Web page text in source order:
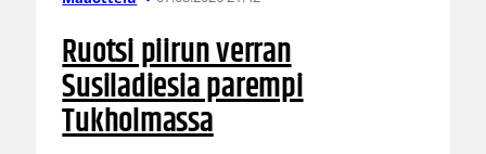
Ruotsi piirun verran
Susiladiesia parempi
Tukholmassa